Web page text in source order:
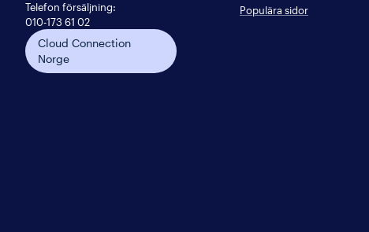
Telefon försäljning:
010-173 61 02
Cloud Connection
Norge
Populära sidor